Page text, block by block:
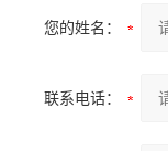
您的姓名：
联系电话：